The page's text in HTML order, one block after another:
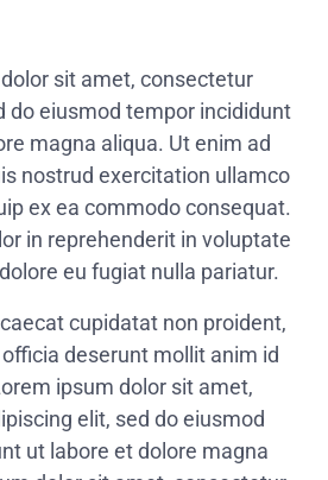
sit amet, consectetur
do eiusmod tempor incididunt
magna aliqua. Ut enim ad
nostrud exercitation ullamco
ex ea commodo consequat.
in reprehenderit in voluptate
eu fugiat nulla pariatur.
cupidatat non proident,
deserunt mollit anim id
ipsum dolor sit amet,
elit, sed do eiusmod
ut labore et dolore magna